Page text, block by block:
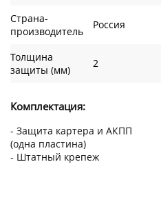
Страна-
производитель
Россия
Толщина
защиты (мм)
2
Комплектация:
- Защита картера и АКПП
(одна пластина)
- Штатный крепеж